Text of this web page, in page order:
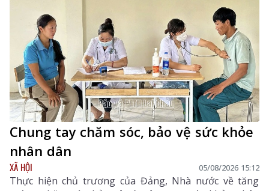
sáng tạo và chuyển đổi số.
Chung tay chăm sóc, bảo vệ sức khỏe
nhân dân
XÃ HỘI 05/08/2026 15:12
Thực hiện chủ trương của Đảng, Nhà nước về tăng